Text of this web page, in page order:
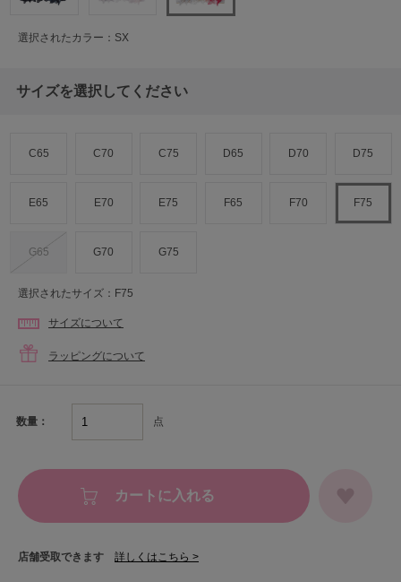
選択されたカラー：SX
サイズを選択してください
C65 C70 C75 D65 D70 D75
E65 E70 E75 F65 F70 F75
G65 G70 G75
選択されたサイズ：F75
サイズについて
ラッピングについて
数量： 点
カートに入れる
店舗受取できます 詳しくはこちら >